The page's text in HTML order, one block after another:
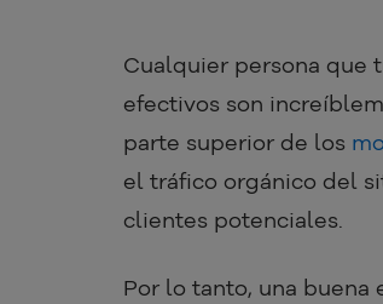
Cualquier persona que
efectivos son
parte superior de los
el tráfico orgánico del
clientes potenciales.
Por lo tanto, una buena